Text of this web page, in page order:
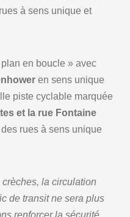
à sens unique et
en boucle » avec
en sens unique
piste cyclable marquée
et la rue Fontaine
rues à sens unique
la circulation
de transit ne sera plus
renforcer la sécurité